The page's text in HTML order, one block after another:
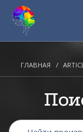
ГЛАВНАЯ